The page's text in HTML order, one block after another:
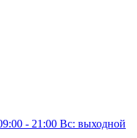
- 21:00 Вc: выходной